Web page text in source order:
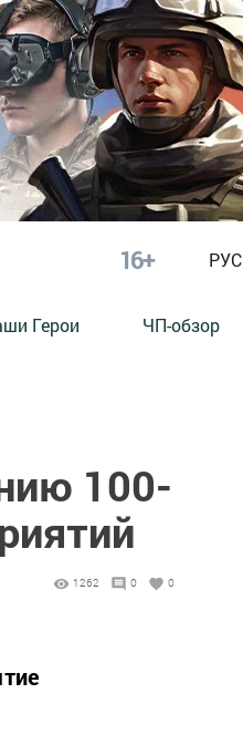
16+ РУС
Герои ЧП-обзор
100-
1262 0 0